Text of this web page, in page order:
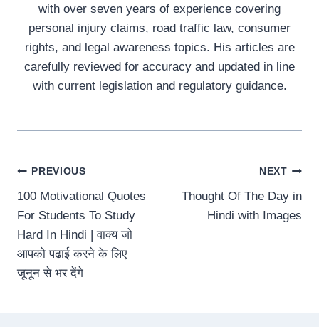
with over seven years of experience covering
personal injury claims, road traffic law, consumer
rights, and legal awareness topics. His articles are
carefully reviewed for accuracy and updated in line
with current legislation and regulatory guidance.
Post
navigation
PREVIOUS
100 Motivational Quotes
For Students To Study
Hard In Hindi | वाक्य जो
आपको पढाई करने के लिए
जूनून से भर देंगे
NEXT
Thought Of The Day in
Hindi with Images